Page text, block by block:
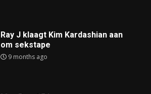
Ray J klaagt Kim Kardashian aan
om sekstape
9 months ago